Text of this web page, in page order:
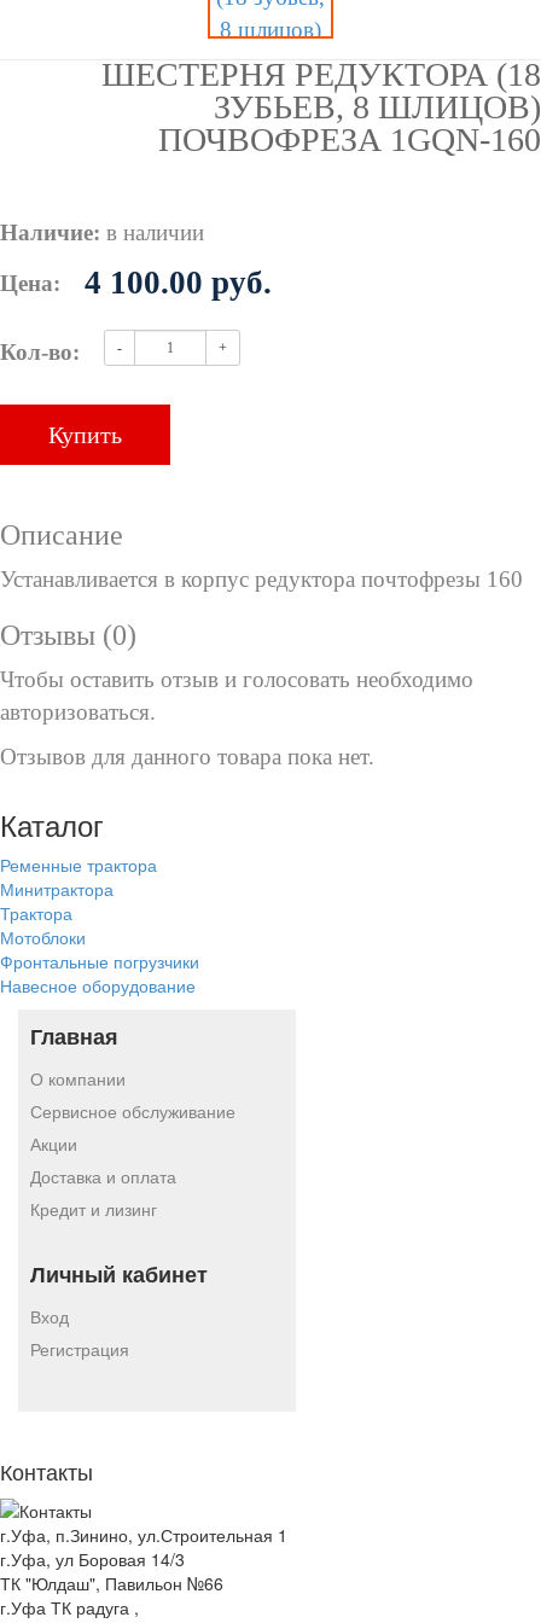
ШЕСТЕРНЯ РЕДУКТОРА (18
ЗУБЬЕВ, 8 ШЛИЦОВ)
ПОЧВОФРЕЗА 1GQN-160
Наличие: в наличии
Цена:
4 100.00 руб.
Кол-во: - +
Купить
Описание
Устанавливается в корпус редуктора почтофрезы 160
Отзывы (0)
Чтобы оcтавить отзыв и голосовать необходимо
авторизоваться.
Отзывов для данного товара пока нет.
Каталог
Ременные трактора
Минитрактора
Трактора
Мотоблоки
Фронтальные погрузчики
Навесное оборудование
Главная
О компании
Сервисное обслуживание
Акции
Доставка и оплата
Кредит и лизинг
Личный кабинет
Вход
Регистрация
Контакты
г.Уфа, п.Зинино, ул.Строительная 1
г.Уфа, ул Боровая 14/3
ТК "Юлдаш", Павильон №66
г.Уфа ТК радуга ,